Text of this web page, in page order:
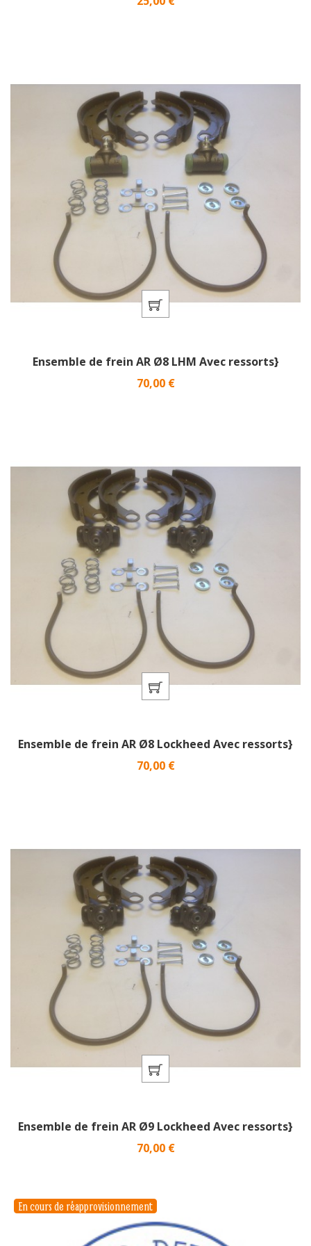
Ensemble de frein AR Ø8 LHM Avec ressorts}
Prix
70,00 €
Ensemble de frein AR Ø8 Lockheed Avec ressorts}
Prix
70,00 €
Ensemble de frein AR Ø9 Lockheed Avec ressorts}
Prix
70,00 €
En cours de réapprovisionnement